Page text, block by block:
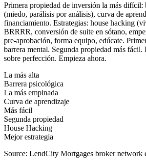
Primera propiedad de inversión la más difícil:
(miedo, parálisis por análisis), curva de
financiamiento. Estrategias: house hacking
BRRRR, conversión de suite en sótano,
pre-aprobación, forma equipo, edúcate.
barrera mental. Segunda propiedad más fácil.
sobre perfección. Empieza ahora.
La más alta
Barrera psicológica
La más empinada
Curva de aprendizaje
Más fácil
Segunda propiedad
House Hacking
Mejor estrategia
Source: LendCity Mortgages broker network